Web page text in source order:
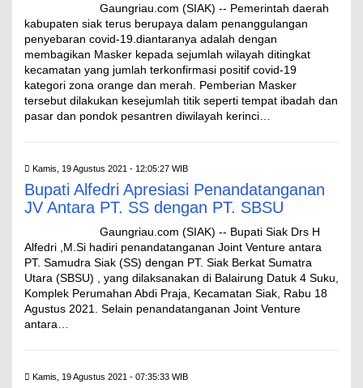
Gaungriau.com (SIAK) -- Pemerintah daerah
kabupaten siak terus berupaya dalam penanggulangan
penyebaran covid-19.diantaranya adalah dengan
membagikan Masker kepada sejumlah wilayah ditingkat
kecamatan yang jumlah terkonfirmasi positif covid-19
kategori zona orange dan merah. Pemberian Masker
tersebut dilakukan kesejumlah titik seperti tempat ibadah dan
pasar dan pondok pesantren diwilayah kerinci…
Kamis, 19 Agustus 2021 - 12:05:27 WIB
Bupati Alfedri Apresiasi Penandatanganan
JV Antara PT. SS dengan PT. SBSU
Gaungriau.com (SIAK) -- Bupati Siak Drs H
Alfedri ,M.Si hadiri penandatanganan Joint Venture antara
PT. Samudra Siak (SS) dengan PT. Siak Berkat Sumatra
Utara (SBSU) , yang dilaksanakan di Balairung Datuk 4 Suku,
Komplek Perumahan Abdi Praja, Kecamatan Siak, Rabu 18
Agustus 2021. Selain penandatanganan Joint Venture
antara…
Kamis, 19 Agustus 2021 - 07:35:33 WIB